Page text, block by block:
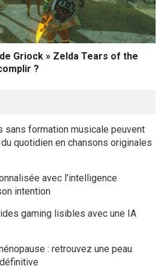
Griock » Zelda Tears of the
?
sans formation musicale peuvent
quotidien en chansons originales
avec l’intelligence
intention
gaming lisibles avec une IA
: retrouvez une peau